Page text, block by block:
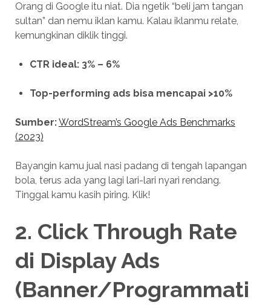
Orang di Google itu niat. Dia ngetik “beli jam tangan
sultan” dan nemu iklan kamu. Kalau iklanmu relate,
kemungkinan diklik tinggi.
CTR ideal: 3% – 6%
Top-performing ads bisa mencapai >10%
Sumber:WordStream’s Google Ads Benchmarks
(2023)
Bayangin kamu jual nasi padang di tengah lapangan
bola, terus ada yang lagi lari-lari nyari rendang.
Tinggal kamu kasih piring. Klik!
2. Click Through Rate
di Display Ads
(Banner/Programmati